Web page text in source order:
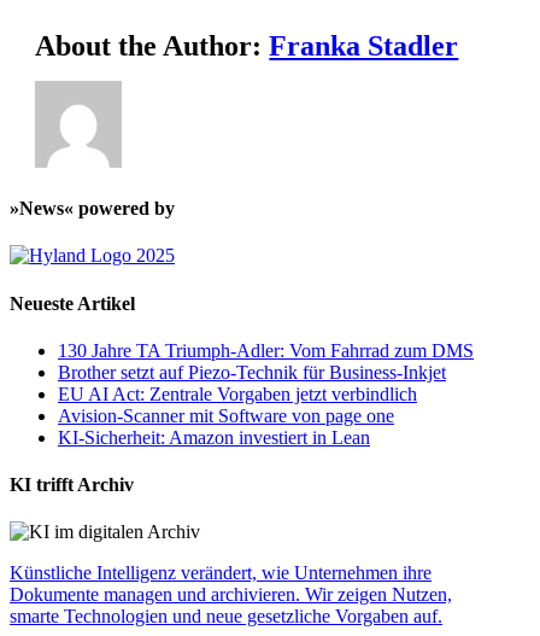
About the Author:Franka Stadler
»News« powered by
Neueste Artikel
130 Jahre TA Triumph-Adler: Vom Fahrrad zum DMS
Brother setzt auf Piezo-Technik für Business-Inkjet
EU AI Act: Zentrale Vorgaben jetzt verbindlich
Avision-Scanner mit Software von page one
KI-Sicherheit: Amazon investiert in Lean
KI trifft Archiv
Künstliche Intelligenz verändert, wie Unternehmen ihre
Dokumente managen und archivieren. Wir zeigen Nutzen,
smarte Technologien und neue gesetzliche Vorgaben auf.